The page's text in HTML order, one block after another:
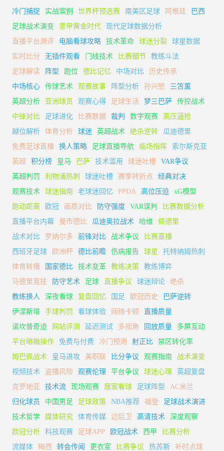
冷门捕捉
实战案例 世界杯预选赛 南美区足球 阿根廷
巴西
足球战术演变
意甲黄金时代
现代足球数据分析
直播平台测评
电脑看球攻略 技术革命 球迷分裂
球星数据
实时比分
无插件观看 门线技术 比赛细节
教练斗法
足球解读
阵型 跑位 德比记忆 中场对比
历史传承
中场核心
传球艺术 观赛故事 阵型分析 孙兴慜
三笘薰
英超分析
亚洲球员 观赛心得 足球生活 梦三巴萨
传控战术
中锋对比
足球进化 比赛数据 裁判 数字观赛
高压逼抢
越位解析
体育分析 球迷 英超战术 绝杀逆转
瓜迪德里
免费足球直播
换人策略 足球直播导航 临场指挥
索尔斯克亚
英超
积分榜 皇马 巴萨 技术滥用 球迷吐槽
VAR争议
英超判罚
利物浦热刺 球迷吐槽 赛季转折点
经典对决
观赛技术
球迷指南 老球迷回忆 PPDA 高位压迫
xG模型
跑动距离
欧冠 画质对比 防守强度 VAR误判
比赛数据分析
直播平台内幕
曼市德比 瓜迪奥拉战术 哈维
佩德里
战术对比
罗纳尔多 前锋对比 战术争议
比赛直播
西班牙足球
欧洲杯 德比前瞻 伤病报告 球星
托特纳姆热刺
体育转播
国家德比 技术变革 教练决策
教练博弈
马德里竞技
防守艺术 足球 直播争议 球迷辩论
绝杀
教练换人
深夜看球 复盘回忆 国足 欧冠历史
巴萨逆转
伊涅斯塔
手球判罚 看球体验 网络卡顿
直播质量
诺坎普奇迹
网站评测 延迟测试 多视角 回放质量
多屏互动
平台暗箱操作
免费与付费 冷门预测 射正比
禁区转化率
姆巴佩战术
皇马进攻 美职联 比分争议 观赛指南
战术演变
视频技术
盗播风险 观赛伦理 平台争议 球迷心理
英超复盘
克罗地亚
技术流 现场观赛 居家看球 足球阵型
AC米兰
归化球员
中国男足 足球政策 NBA推荐 福登
足球战术演进
技术哲学
媒体研究 体育传媒 边后卫 高清技术
深度观察
欧冠分析
科技观赛 足球APP 欧冠战术 西甲
比赛分析
流媒体
梅西 转会传闻 更衣室 比赛争议 热苏斯
补时点球